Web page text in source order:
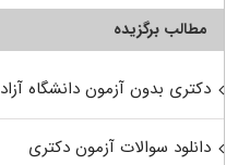
مطالب برگزیده
دکتری بدون آزمون دانشگاه آزاد
دانلود سوالات آزمون دکتری